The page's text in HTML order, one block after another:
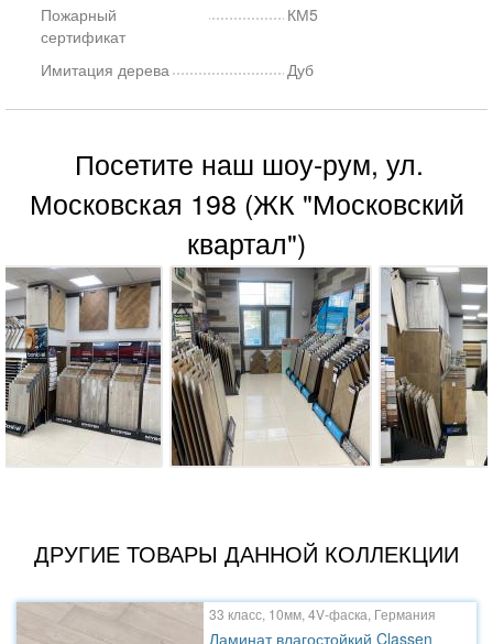
Пожарный
сертификат
КМ5
Имитация дерева Дуб
Посетите наш шоу-рум, ул.
Московская 198 (ЖК "Московский
квартал")
ДРУГИЕ ТОВАРЫ ДАННОЙ КОЛЛЕКЦИИ
33 класс, 10мм, 4V-фаска, Германия
Ламинат влагостойкий Classen